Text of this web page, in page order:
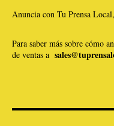
Anuncia con Tu Prensa
Para saber más sobre cómo
de ventas a